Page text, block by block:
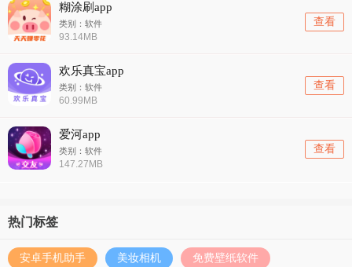
糊涂刷app
类别：软件
93.14MB
查看
欢乐真宝app
类别：软件
60.99MB
查看
爱河app
类别：软件
147.27MB
查看
热门标签
安卓手机助手 美妆相机 免费壁纸软件